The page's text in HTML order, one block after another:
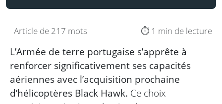
Article de 217 mots ⏱️ 1 min de lecture
L’Armée de terre portugaise s’apprête à
renforcer significativement ses capacités
aériennes avec l’acquisition prochaine
d’hélicoptères Black Hawk. Ce choix